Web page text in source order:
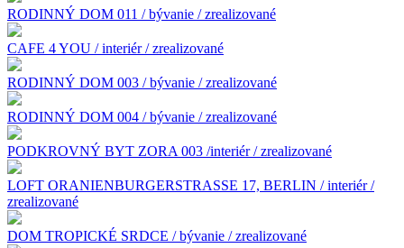
RODINNÝ DOM 011 / bývanie / zrealizované
CAFE 4 YOU / interiér / zrealizované
RODINNÝ DOM 003 / bývanie / zrealizované
RODINNÝ DOM 004 / bývanie / zrealizované
PODKROVNÝ BYT ZORA 003 /interiér / zrealizované
LOFT ORANIENBURGERSTRASSE 17, BERLIN / interiér /
zrealizované
DOM TROPICKÉ SRDCE / bývanie / zrealizované